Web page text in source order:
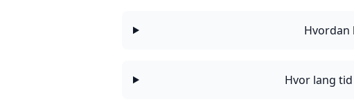
Hvordan
Hvor lang